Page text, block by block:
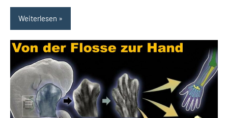
Weiterlesen